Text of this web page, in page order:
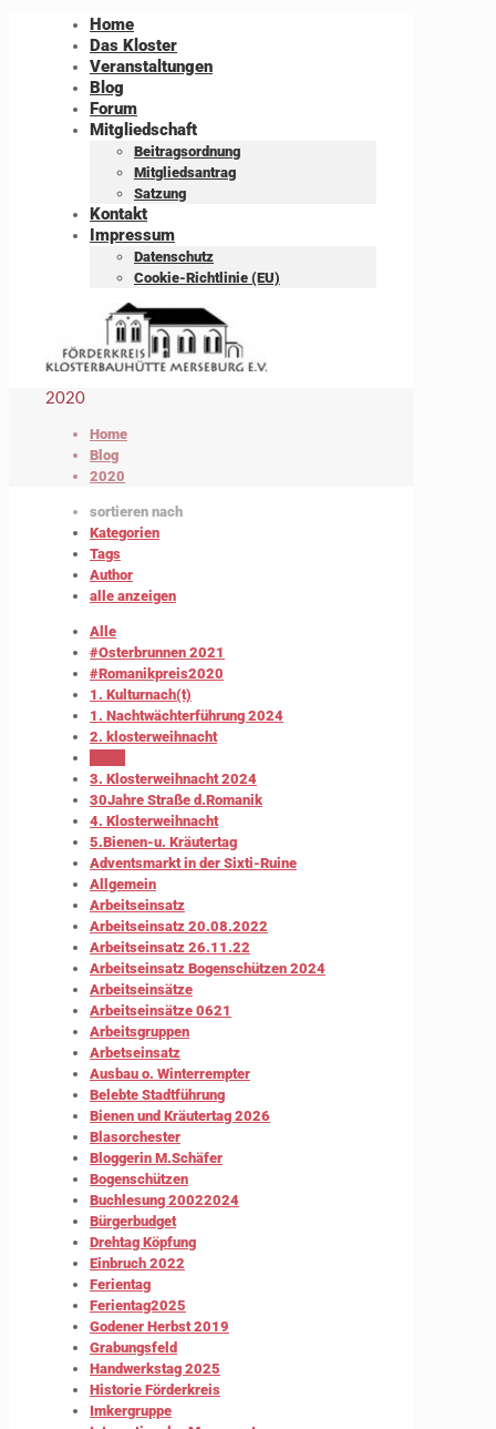
Home
Das Kloster
Veranstaltungen
Blog
Forum
Mitgliedschaft
Beitragsordnung
Mitgliedsantrag
Satzung
Kontakt
Impressum
Datenschutz
Cookie-Richtlinie (EU)
2020
Home
Blog
2020
sortieren nach
Kategorien
Tags
Author
alle anzeigen
Alle
#Osterbrunnen 2021
#Romanikpreis2020
1. Kulturnach(t)
1. Nachtwächterführung 2024
2. klosterweihnacht
3. Klosterweihnacht 2024
30Jahre Straße d.Romanik
4. Klosterweihnacht
5.Bienen-u. Kräutertag
Adventsmarkt in der Sixti-Ruine
Allgemein
Arbeitseinsatz
Arbeitseinsatz 20.08.2022
Arbeitseinsatz 26.11.22
Arbeitseinsatz Bogenschützen 2024
Arbeitseinsätze
Arbeitseinsätze 0621
Arbeitsgruppen
Arbetseinsatz
Ausbau o. Winterrempter
Belebte Stadtführung
Bienen und Kräutertag 2026
Blasorchester
Bloggerin M.Schäfer
Bogenschützen
Buchlesung 20022024
Bürgerbudget
Drehtag Köpfung
Einbruch 2022
Ferientag
Ferientag2025
Godener Herbst 2019
Grabungsfeld
Handwerkstag 2025
Historie Förderkreis
Imkergruppe